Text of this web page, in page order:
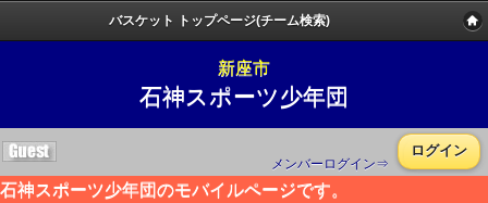
バスケット トップページ(チーム検索)
新座市
石神スポーツ少年団
メンバーログイン⇒
ログイン
石神スポーツ少年団のモバイルページです。